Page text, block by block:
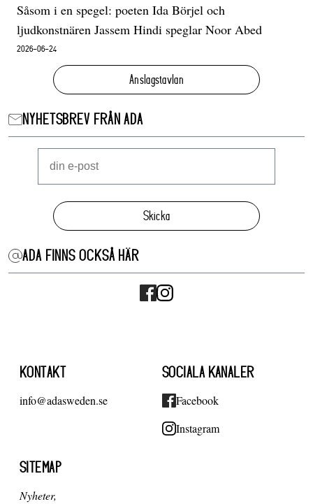
Såsom i en spegel: poeten Ida Börjel och
ljudkonstnären Jassem Hindi speglar Noor Abed
2026-06-24
Anslagstavlan
NYHETSBREV FRÅN ADA
Skicka
ADA FINNS OCKSÅ HÄR
KONTAKT
info@adasweden.se
SOCIALA KANALER
Facebook
Instagram
SITEMAP
Nyheter